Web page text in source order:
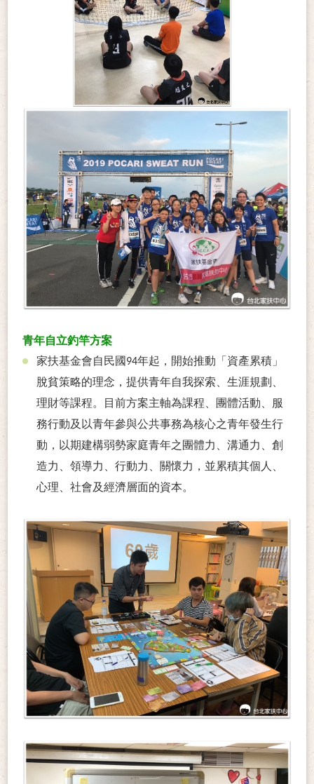
青年自立釣竿方案
家扶基金會自民國 94年起，開始推動「資產累積」
脫貧策略的理念，提供青年自我探索、生涯規劃、
理財等課程。目前方案主軸為課程、團體活動、服
務行動及以青年參與公共事務為核心之青年發生行
動，以期建構弱勢家庭青年之團體力、溝通力、創
造力、領導力、行動力、關懷力，並累積其個人、
心理、社會及經濟層面的資本。